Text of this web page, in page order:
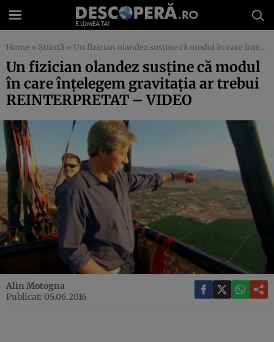
Home » Știință » Un fizician olandez susţine că modul în care înţelegem gravitaţia ar trebui REINTERPRETAT – VIDEO
Un fizician olandez susţine că modul
în care înţelegem gravitaţia ar trebui
REINTERPRETAT – VIDEO
Alin Motogna
Publicat: 05.06.2016